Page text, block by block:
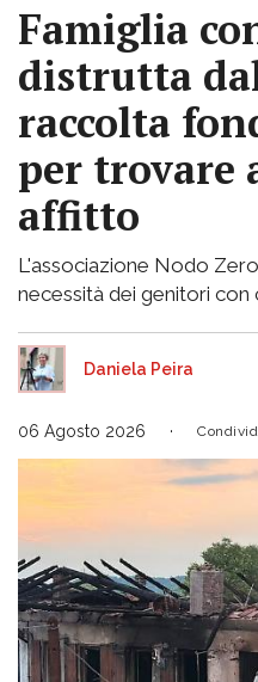
Famiglia
distrutta
raccolta
per trovare
affitto
L'associazione Nodo
necessità dei genitori con
Daniela Peira
06 Agosto 2026